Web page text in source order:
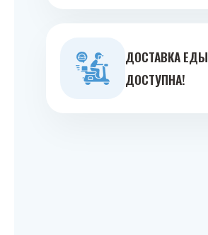
ДОСТАВКА ЕДЫ
ДОСТУПНА!